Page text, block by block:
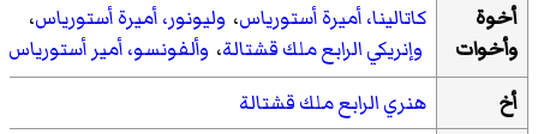
أخوة
وأخوات
كاتالينا، أميرة أستورياس، وليونور، أميرة أستورياس،
وإنريكي الرابع ملك قشتالة، وألفونسو، أمير أستورياس
أخ
هنري الرابع ملك قشتالة